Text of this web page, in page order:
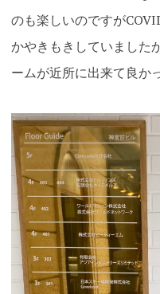
のも楽しいのですが
かやきもきしていました
ームが近所に出来て良か